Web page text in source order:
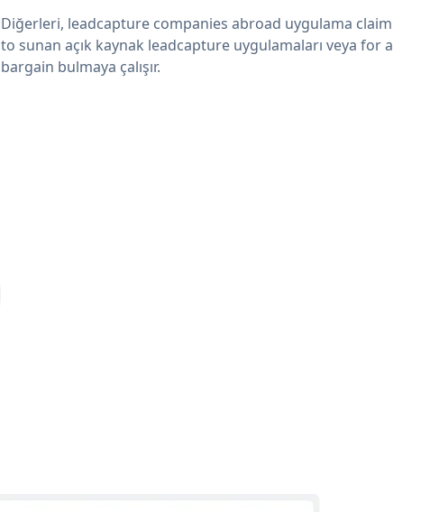
Diğerleri, leadcapture companies abroad uygulama claim
to sunan açık kaynak leadcapture uygulamaları veya for a
bargain bulmaya çalışır.